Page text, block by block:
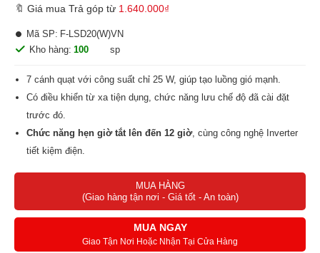
🔖 Giá mua Trả góp từ 1.640.000₫
Kho hàng: 100 sp
Mã SP: F-LSD20(W)VN
7 cánh quạt với công suất chỉ 25 W, giúp tạo luồng gió mạnh.
Có điều khiển từ xa tiện dụng, chức năng lưu chế độ đã cài đặt
trước đó.
Chức năng hẹn giờ tắt lên đến 12 giờ, cùng công nghệ Inverter
tiết kiệm điện.
Thay đổi chiều cao quạt linh hoạt tùy hoàn cảnh sử dụng.
Thương hiệu Nhật Bản – Toshiba, sản xuất tại Trung Quốc, uy tín
và chất lượng cao.
MUA HÀNG
(Giao hàng tận nơi - Giá tốt - An toàn)
MUA NGAY
Giao Tận Nơi Hoặc Nhận Tại Cửa Hàng